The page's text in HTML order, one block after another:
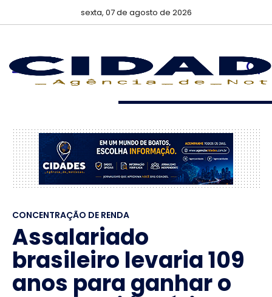
sexta, 07 de agosto de 2026
CONCENTRAÇÃO DE RENDA
Assalariado
brasileiro levaria 109
anos para ganhar o